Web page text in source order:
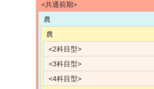
<共通前期>
農
農
<2科目型>
<3科目型>
<4科目型>